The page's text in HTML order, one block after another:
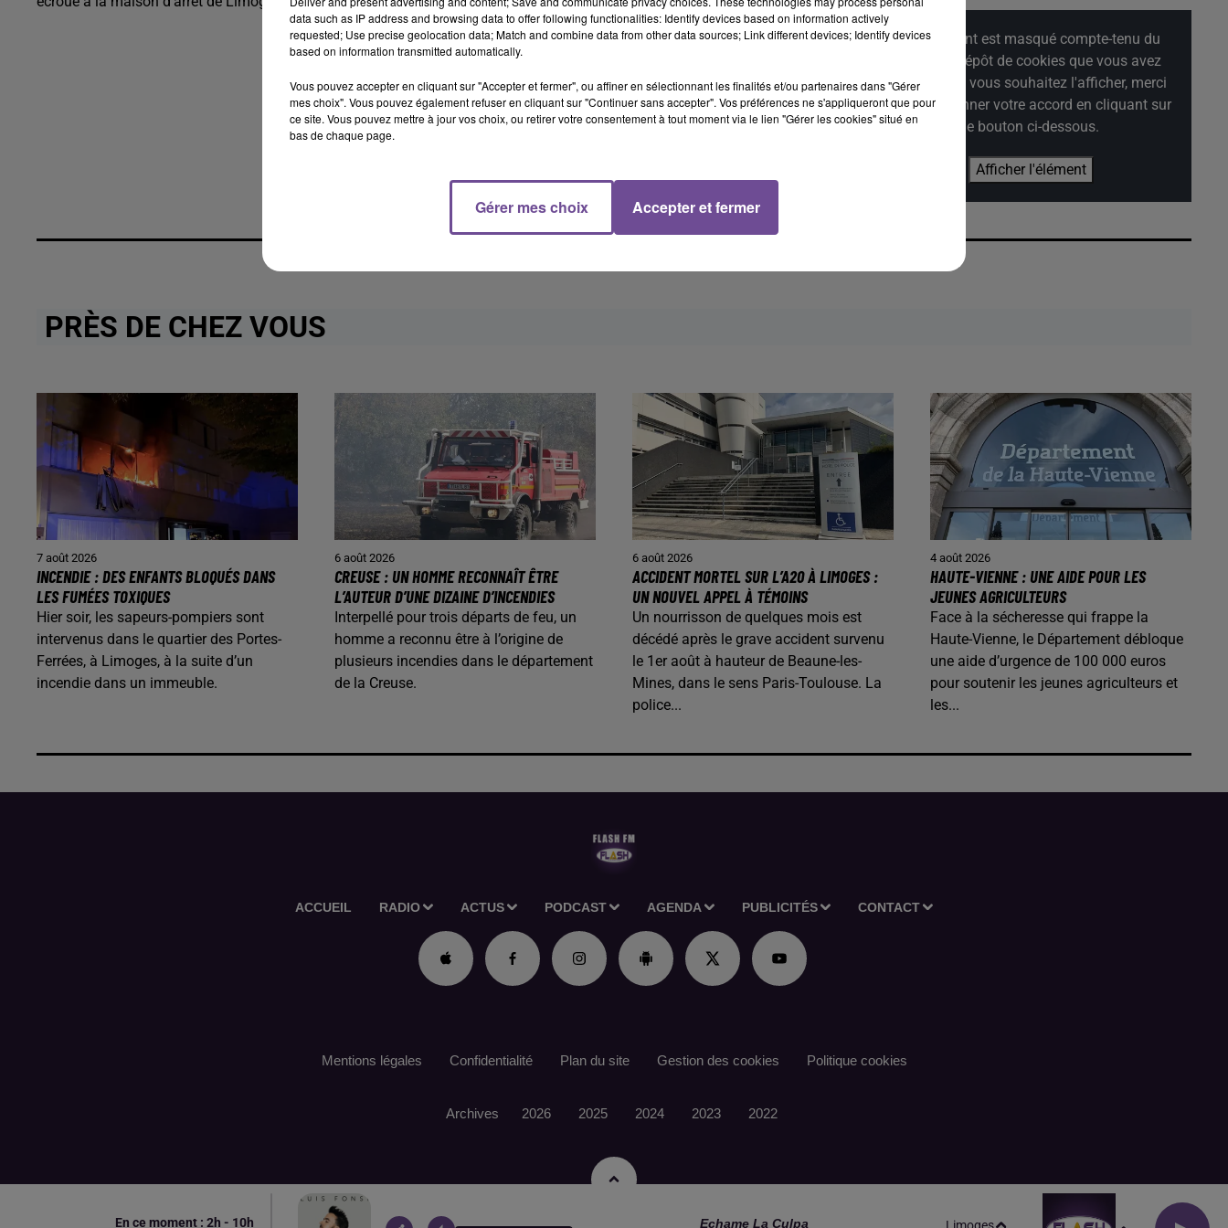
Cet élément est masqué compte-tenu du
refus du dépôt de cookies que vous avez
exprimé. Si vous souhaitez l'afficher, merci
de nous donner votre accord en cliquant sur
le bouton ci-dessous.
Afficher l'élément
PRÈS DE CHEZ VOUS
7 août 2026
INCENDIE : DES ENFANTS BLOQUÉS DANS
LES FUMÉES TOXIQUES
Hier soir, les sapeurs-pompiers sont
intervenus dans le quartier des Portes-
Ferrées, à Limoges, à la suite d’un
incendie dans un immeuble.
6 août 2026
CREUSE : UN HOMME RECONNAÎT ÊTRE
L’AUTEUR D’UNE DIZAINE D’INCENDIES
Interpellé pour trois départs de feu, un
homme a reconnu être à l’origine de
plusieurs incendies dans le département
de la Creuse.
6 août 2026
ACCIDENT MORTEL SUR L’A20 À LIMOGES :
UN NOUVEL APPEL À TÉMOINS
Un nourrisson de quelques mois est
décédé après le grave accident survenu
le 1er août à hauteur de Beaune-les-
Mines, dans le sens Paris-Toulouse. La
police...
4 août 2026
HAUTE-VIENNE : UNE AIDE POUR LES
JEUNES AGRICULTEURS
Face à la sécheresse qui frappe la
Haute-Vienne, le Département débloque
une aide d’urgence de 100 000 euros
pour soutenir les jeunes agriculteurs et
les...
ACCUEIL RADIO ACTUS PODCAST AGENDA PUBLICITÉS CONTACT
En ce moment : 2h - 10h Echame La Culpa
Mentions légales Confidentialité Plan du site Gestion des cookies Politique cookies
Archives 2026 2025 2024 2023 2022
data such as IP address and browsing data to offer following functionalities: Identify devices based on information actively
requested; Use precise geolocation data; Match and combine data from other data sources; Link different devices; Identify devices
based on information transmitted automatically.
Vous pouvez accepter en cliquant sur "Accepter et fermer", ou affiner en sélectionnant les finalités et/ou partenaires dans "Gérer
mes choix". Vous pouvez également refuser en cliquant sur "Continuer sans accepter". Vos préférences ne s'appliqueront que pour
ce site. Vous pouvez mettre à jour vos choix, ou retirer votre consentement à tout moment via le lien "Gérer les cookies" situé en
bas de chaque page.
Gérer mes choix Accepter et fermer